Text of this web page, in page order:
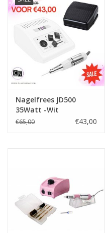
NailArt Producten
Startpakketten
NIEUW! MBS Producten
Nail art pigment pennen
Hema free line/Hypoallergenic
Biab gel/Build It gel
Nagelfrees JD500
35Watt -Wit
€65,00 €43,00